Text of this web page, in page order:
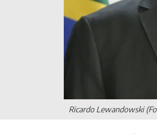
Ricardo Lewandowski